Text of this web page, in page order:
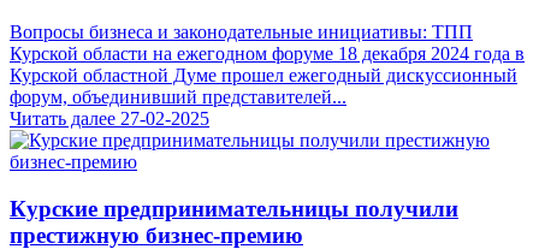
Вопросы бизнеса и законодательные инициативы: ТПП
Курской области на ежегодном форуме 18 декабря 2024 года в
Курской областной Думе прошел ежегодный дискуссионный
форум, объединивший представителей...
Читать далее 27-02-2025
Курские предпринимательницы получили
престижную бизнес-премию